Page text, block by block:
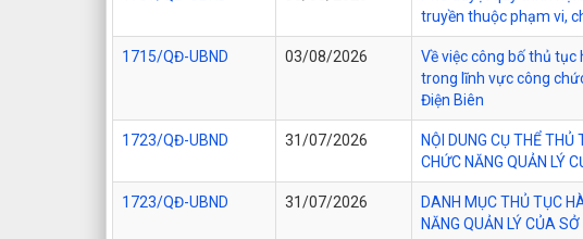
truyền thuộc phạm vi,
1715/QĐ-UBND 03/08/2026
Về việc công bố thủ
trong lĩnh vực công
Điện Biên
1723/QĐ-UBND 31/07/2026
NỘI DUNG CỤ THỂ
CHỨC NĂNG QUẢN LÝ
1723/QĐ-UBND 31/07/2026
DANH MỤC THỦ TỤC
NĂNG QUẢN LÝ CỦA